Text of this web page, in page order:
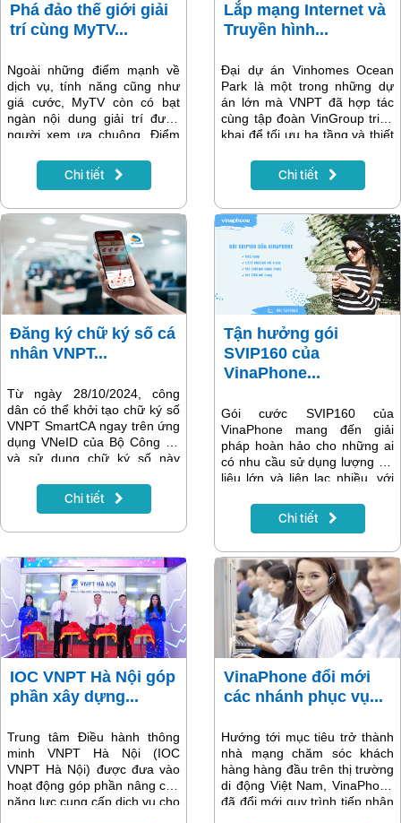
Phá đảo thế giới giải
trí cùng MyTV...
Ngoài những điểm mạnh về
dịch vụ, tính năng cũng như
giá cước, MyTV còn có bạt
ngàn nội dung giải trí được
người xem ưa chuộng. Điểm
phim ảnh và giải trí hấp dẫn
nhất sẽ có trong tháng 11 trên
bạn chưa biết nhé.
Chi tiết
Lắp mạng Internet và
Truyền hình...
Đại dự án Vinhomes Ocean
Park là một trong những dự
án lớn mà VNPT đã hợp tác
cùng tập đoàn VinGroup triển
khai để tối ưu hạ tầng và thiết
vụ viễn thông chất lượng cao
cho cư dân. Khách hàng lắp
VNPT tại Vinhomes Ocean
Park Gia Lâm sẽ nhận được
nhiều ưu đãi hấp dẫn từ nhà
mạng, thủ tục lắp mạng
nhanh gọn. Cùng tìm hiểu các
gói cước ưu đãi trong nội
dung bài viết dưới đây.
Chi tiết
Đăng ký chữ ký số cá
nhân VNPT...
Từ ngày 28/10/2024, công
dân có thể khởi tạo chữ ký số
VNPT SmartCA ngay trên ứng
dụng VNeID của Bộ Công an
và sử dụng chữ ký số này
toàn trên các cổng dịch vụ
công. VNPT là nhà cung cấp
với VNeID.
Chi tiết
Tận hưởng gói
SVIP160 của
VinaPhone...
Gói cước SVIP160 của
VinaPhone mang đến giải
pháp hoàn hảo cho những ai
có nhu cầu sử dụng lượng dữ
liệu lớn và liên lạc nhiều, với
nhu cầu học tập, làm việc và
giải trí. Đây là gói cước lý
cầu cao về data hàng ngày và
các cuộc gọi dài. Hãy cùng
tìm hiểu chi tiết về gói cước
SVIP160 để xem liệu đây có
phải là lựa chọn phù hợp cho
bạn!
Chi tiết
IOC VNPT Hà Nội góp
phần xây dựng...
Trung tâm Điều hành thông
minh VNPT Hà Nội (IOC
VNPT Hà Nội) được đưa vào
hoạt động góp phần nâng cao
năng lực cung cấp dịch vụ cho
VinaPhone đổi mới
các nhánh phục vụ...
Hướng tới mục tiêu trở thành
nhà mạng chăm sóc khách
hàng hàng đầu trên thị trường
di động Việt Nam, VinaPhone
đã đổi mới quy trình tiếp nhận